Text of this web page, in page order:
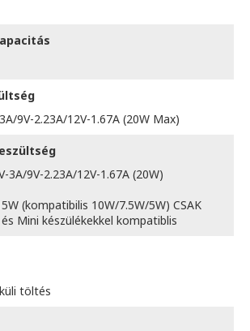
9V-2.23A/12V-1.67A (20W Max)
3A/9V-2.23A/12V-1.67A (20W)
(kompatibilis 10W/7.5W/5W) CSAK
Mini készülékekkel kompatiblis
töltés